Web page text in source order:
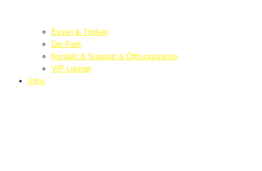
Essen & Trinken
Der Park
Kontakt & Standort & Öffnungszeiten
VIP Lounge
Infos